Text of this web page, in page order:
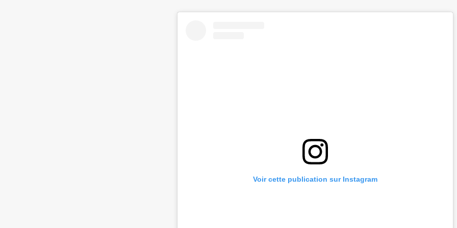
Voir cette publication sur Instagram